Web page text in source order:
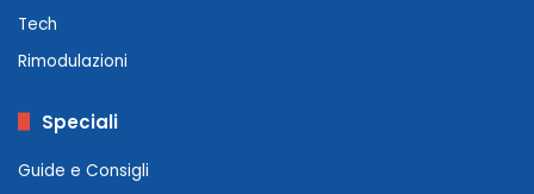
Tech
Rimodulazioni
Speciali
Guide e Consigli